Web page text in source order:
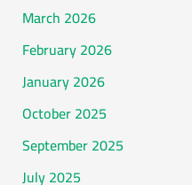
March 2026
February 2026
January 2026
October 2025
September 2025
July 2025